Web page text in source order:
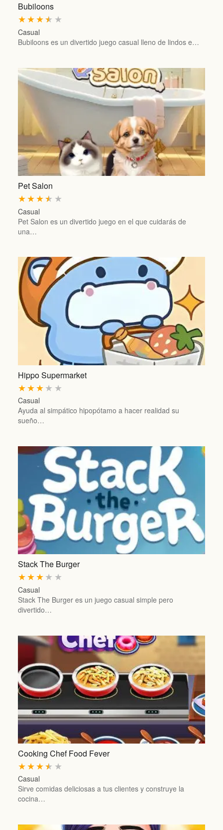
Bubiloons
★
★
★
★
★
Casual
Bubiloons es un divertido juego casual lleno de lindos e…
Pet Salon
★
★
★
★
★
Casual
Pet Salon es un divertido juego en el que cuidarás de
una…
Hippo Supermarket
★
★
★
★
★
Casual
Ayuda al simpático hipopótamo a hacer realidad su
sueño…
Stack The Burger
★
★
★
★
★
Casual
Stack The Burger es un juego casual simple pero
divertido…
Cooking Chef Food Fever
★
★
★
★
★
Casual
Sirve comidas deliciosas a tus clientes y construye la
cocina…